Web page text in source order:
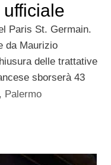
Paris St. Germain.
da Maurizio
delle trattative
sborserà 43
, Palermo